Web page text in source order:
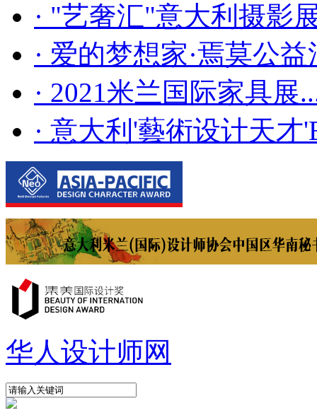
· "艺奢汇"​意大利摄影
· 爱的梦想家·焉莫公益
· 2021米兰国际家具展
· 意大利'藝術设计天才
华人设计师网